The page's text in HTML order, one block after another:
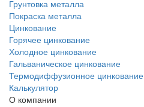
Грунтовка металла
Покраска металла
Цинкование
Горячее цинкование
Холодное цинкование
Гальваническое цинкование
Термодиффузионное цинкование
Калькулятор
О компании